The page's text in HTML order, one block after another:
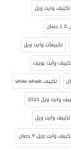
تكييف وايت ويل
تكييفات وايت ويل
وايت بوينت
تكييف white whale
وايت ويل 2021
وايت ويل
وايت ويل ٣ حصان